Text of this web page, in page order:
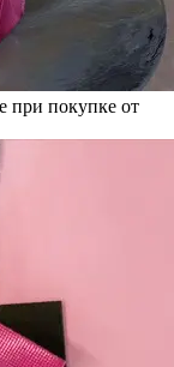
при покупке от